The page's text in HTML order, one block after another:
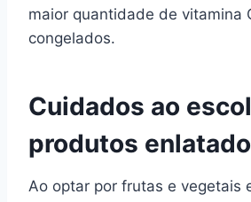
maior quantidade de vitamina
congelados.
Cuidados ao
produtos
Ao optar por frutas e vegetais